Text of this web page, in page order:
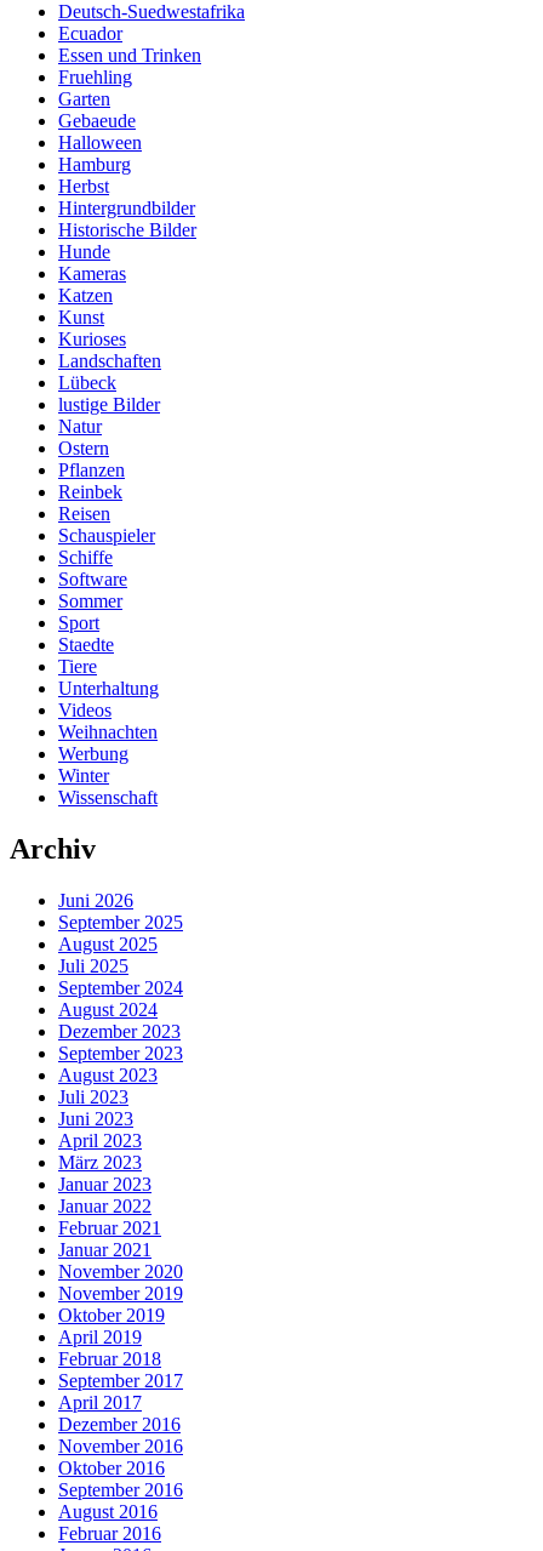
Deutsch-Suedwestafrika
Ecuador
Essen und Trinken
Fruehling
Garten
Gebaeude
Halloween
Hamburg
Herbst
Hintergrundbilder
Historische Bilder
Hunde
Kameras
Katzen
Kunst
Kurioses
Landschaften
Lübeck
lustige Bilder
Natur
Ostern
Pflanzen
Reinbek
Reisen
Schauspieler
Schiffe
Software
Sommer
Sport
Staedte
Tiere
Unterhaltung
Videos
Weihnachten
Werbung
Winter
Wissenschaft
Archiv
Juni 2026
September 2025
August 2025
Juli 2025
September 2024
August 2024
Dezember 2023
September 2023
August 2023
Juli 2023
Juni 2023
April 2023
März 2023
Januar 2023
Januar 2022
Februar 2021
Januar 2021
November 2020
November 2019
Oktober 2019
April 2019
Februar 2018
September 2017
April 2017
Dezember 2016
November 2016
Oktober 2016
September 2016
August 2016
Februar 2016